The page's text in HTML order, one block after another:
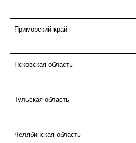
Приморский край
Псковская область
Тульская область
Челябинская область